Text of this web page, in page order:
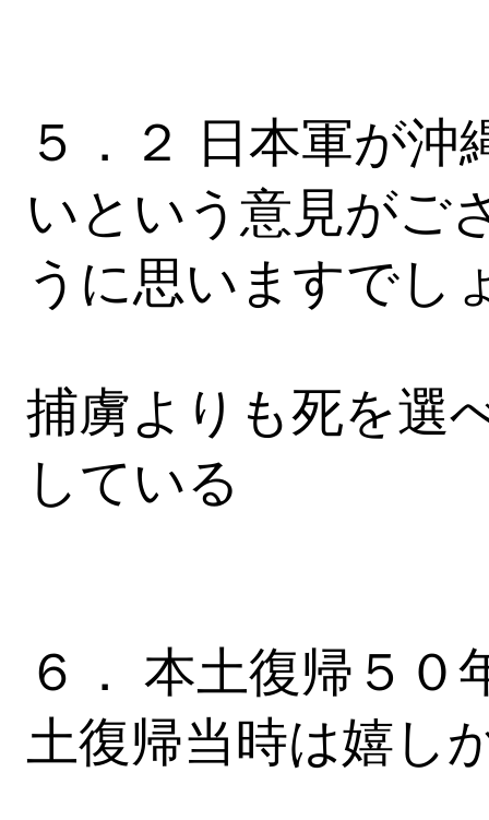
５．２ 日本軍が
いという意見がご
うに思いますでし
捕虜よりも死を選
している
６． 本土復帰５
土復帰当時は嬉し